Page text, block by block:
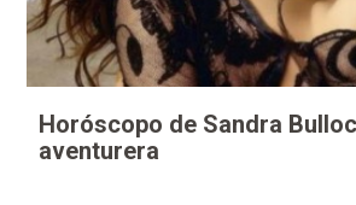
Horóscopo de Sandra
aventurera